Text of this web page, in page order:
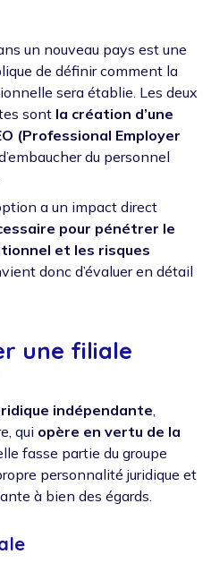
un nouveau pays est une
de définir comment la
sera établie. Les deux
sont la création d’une
(Professional Employer
du personnel
a un impact direct
pour pénétrer le
et les risques
donc d’évaluer en détail
une filiale
indépendante,
qui opère en vertu de la
fasse partie du groupe
personnalité juridique et
à bien des égards.